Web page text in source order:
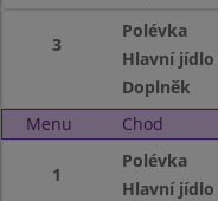
3
Polévka
Hlavní jídlo
Doplněk
Menu
Chod
1
Polévka
Hlavní jídlo